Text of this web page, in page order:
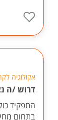
אקולוגיה
דרוש /ה
התפקיד
בתחום